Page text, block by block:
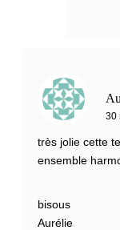
30
très jolie cette
ensemble
bisous
Aurélie